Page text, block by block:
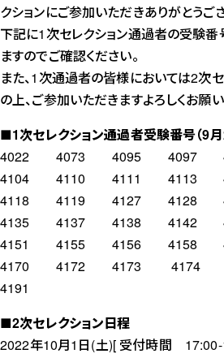
クションにご参加いただきありがとうご
下記に1次セレクション通過者の受験
ますのでご確認ください。
また、1次通過者の皆様においては2次
の上、ご参加いただきますよろしくお願い
■1次セレクション通過者受験番号（9月
4022 4073 4095 4097
4104 4110 4111 4113
4118 4119 4127 4128
4135 4137 4138 4142
4151 4155 4156 4158
4170 4172 4173 4174
4191
■2次セレクション日程
2022年10月1日(土)[ 受付時間